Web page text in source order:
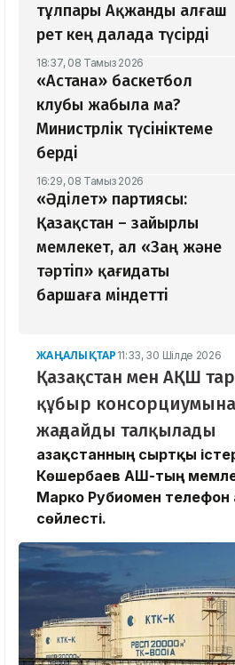
тұлпары Ақжанды алғаш
рет кең далада түсірді
18:37, 08 Тамыз 2026
«Астана» баскетбол
клубы жабыла ма?
Министрлік түсініктеме
берді
16:29, 08 Тамыз 2026
«Әділет» партиясы:
Қазақстан – зайырлы
мемлекет, ал «Заң және
тәртіп» қағидаты
баршаға міндетті
ЖАҢАЛЫҚТАР 11:33, 30 Шілде 2026
Қазақстан мен АҚШ
құбыр
жағдайды талқылады
Қазақстанның сыртқы
Көшербаев АҚШ-тың
Марко Рубиомен
сөйлесті.